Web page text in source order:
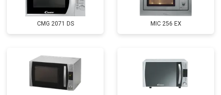
CMG 2071 DS MIC 256 EX